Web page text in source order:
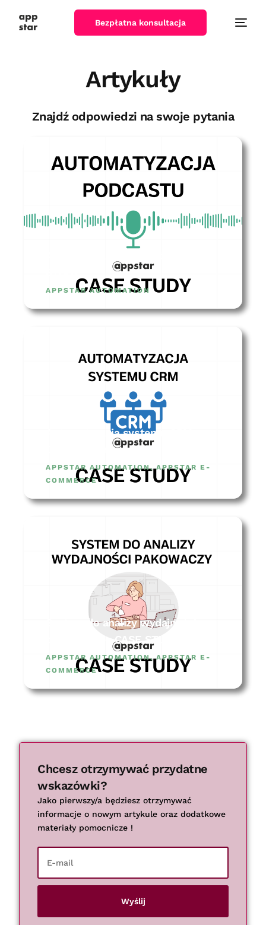
Bezpłatna konsultacja
Artykuły
Znajdź odpowiedzi na swoje pytania
APPSTAR AUTOMATION
Automatyzacja systemu CRM –
APPSTAR AUTOMATION,APPSTAR E-
COMMERCE
System do analizy wydajności
pakowaczy – CASE STUDY
APPSTAR AUTOMATION,APPSTAR E-
COMMERCE
Chcesz otrzymywać przydatne
wskazówki?
Jako pierwszy/a będziesz otrzymywać
informacje o nowym artykule oraz dodatkowe
materiały pomocnicze !
Wyślij